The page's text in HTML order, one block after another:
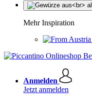
Mehr Inspiration
Anmelden
Jetzt anmelden